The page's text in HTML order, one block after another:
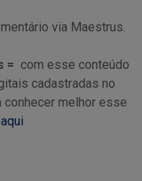
via Maestrus.
= com esse conteúdo
cadastradas no
melhor esse